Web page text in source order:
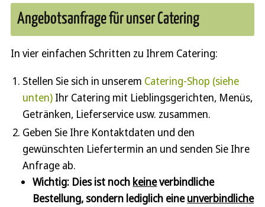
Angebotsanfrage für unser Catering
In vier einfachen Schritten zu Ihrem Catering:
Stellen Sie sich in unserem Catering-Shop (siehe
unten)Ihr Catering mit Lieblingsgerichten, Menüs,
Getränken, Lieferservice usw. zusammen.
Geben Sie Ihre Kontaktdaten und den
gewünschten Liefertermin an und senden Sie Ihre
Anfrage ab.
Wichtig: Dies ist noch keineverbindliche
Bestellung, sondern lediglich eineunverbindliche